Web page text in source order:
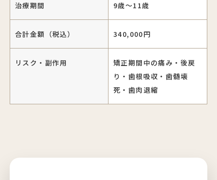
治療期間 9歳〜11歳
合計金額（税込） 340,000円
リスク・副作用
矯正期間中の痛み・後戻
り・歯根吸収・歯髄壊
死・歯肉退縮